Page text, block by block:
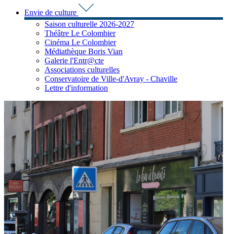
Envie de culture
Saison culturelle 2026-2027
Théâtre Le Colombier
Cinéma Le Colombier
Médiathèque Boris Vian
Galerie l'Entr@cte
Associations culturelles
Conservatoire de Ville-d'Avray - Chaville
Lettre d'information